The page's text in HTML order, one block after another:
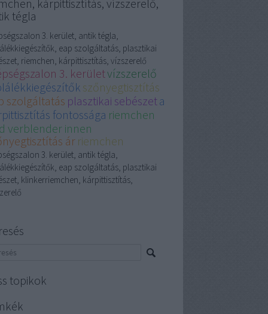
kárpittisztítás, vízszerelő,
tégla
3. kerület, antik tégla,
eap szolgáltatás, plasztikai
riemchen, kárpittisztítás, vízszerelő
3. kerületvízszerelő
szőnyegtisztítás
szolgáltatás plasztikai sebészeta
fontossága riemchen
verblender innen
ár riemchen
3. kerület, antik tégla,
eap szolgáltatás, plasztikai
klinkerriemchen, kárpittisztítás,
topikok